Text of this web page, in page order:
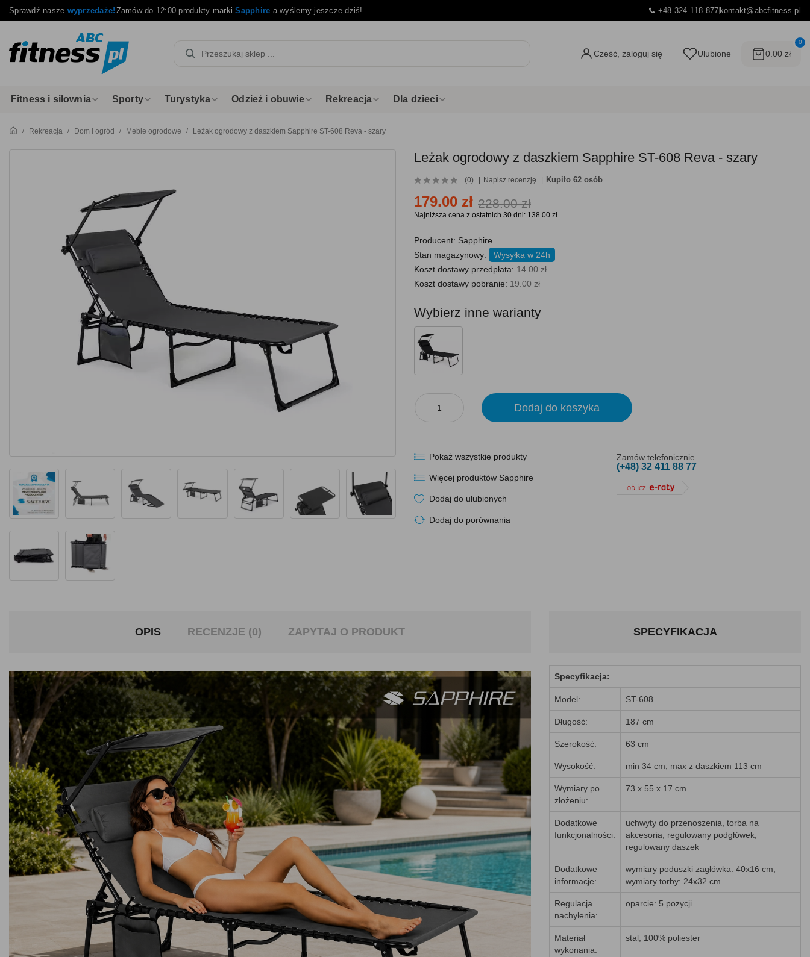
Sprawdź nasze wyprzedaże!Zamów do 12:00 produkty markiSapphire a wyślemy jeszcze dziś! +48 324 118 877kontakt@abcfitness.pl
Cześć, zaloguj się Ulubione
0
0.00 zł
Fitness i siłownia Sporty Turystyka Odzież i obuwie Rekreacja Dla dzieci
Rekreacja Dom i ogród Meble ogrodowe Leżak ogrodowy z daszkiem Sapphire ST-608 Reva - szary
Leżak ogrodowy z daszkiem Sapphire ST-608 Reva - szary
(0) Napisz recenzję Kupiło 62 osób
179.00 zł 228.00 zł
Najniższa cena z ostatnich 30 dni: 138.00 zł
Producent: Sapphire
Stan magazynowy:
Wysyłka w 24h
Koszt dostawy przedpłata: 14.00 zł
Koszt dostawy pobranie: 19.00 zł
Wybierz inne warianty
Dodaj do koszyka
Pokaż wszystkie produkty
Więcej produktów Sapphire
Dodaj do ulubionych
Dodaj do porównania
Zamów telefonicznie
(+48) 32 411 88 77
OPIS RECENZJE (0) ZAPYTAJ O PRODUKT SPECYFIKACJA
Specyfikacja:
Model: ST-608
Długość: 187 cm
Szerokość: 63 cm
Wysokość: min 34 cm, max z daszkiem 113 cm
Wymiary po
złożeniu:
73 x 55 x 17 cm
Dodatkowe
funkcjonalności:
uchwyty do przenoszenia, torba na
akcesoria, regulowany podgłówek,
regulowany daszek
Dodatkowe
informacje:
wymiary poduszki zagłówka: 40x16 cm;
wymiary torby: 24x32 cm
Regulacja
nachylenia:
oparcie: 5 pozycji
Materiał
wykonania:
stal, 100% poliester